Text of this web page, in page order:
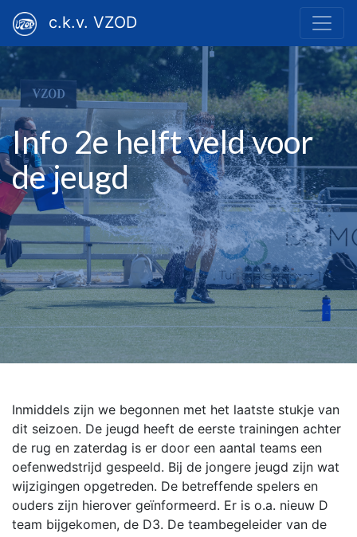
c.k.v. VZOD
Info 2e helft veld voor
de jeugd
Inmiddels zijn we begonnen met het laatste stukje van
dit seizoen. De jeugd heeft de eerste trainingen achter
de rug en zaterdag is er door een aantal teams een
oefenwedstrijd gespeeld. Bij de jongere jeugd zijn wat
wijzigingen opgetreden. De betreffende spelers en
ouders zijn hierover geïnformeerd. Er is o.a. nieuw D
team bijgekomen, de D3. De teambegeleider van de